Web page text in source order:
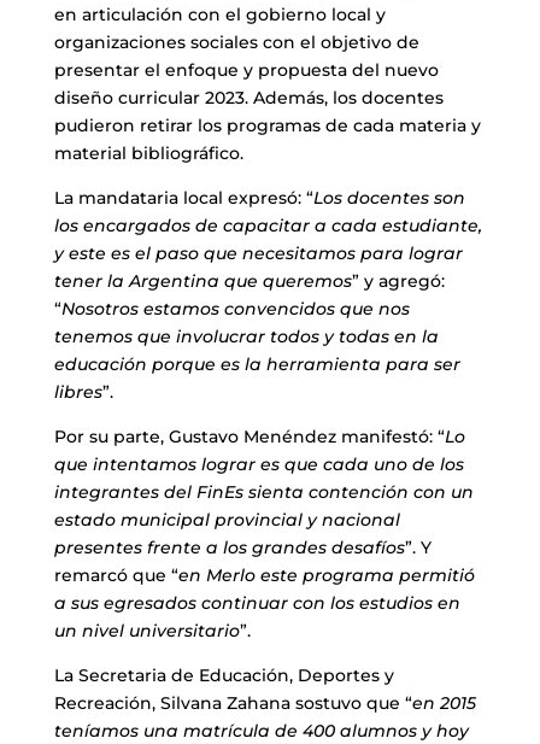
en articulación con el gobierno local y
organizaciones sociales con el objetivo de
presentar el enfoque y propuesta del nuevo
diseño curricular 2023. Además, los docentes
pudieron retirar los programas de cada materia y
material bibliográfico.
La mandataria local expresó: “Los docentes son
los encargados de capacitar a cada estudiante,
y este es el paso que necesitamos para lograr
tener la Argentina que queremos” y agregó:
“Nosotros estamos convencidos que nos
tenemos que involucrar todos y todas en la
educación porque es la herramienta para ser
libres”.
Por su parte, Gustavo Menéndez manifestó: “Lo
que intentamos lograr es que cada uno de los
integrantes del FinEs sienta contención con un
estado municipal provincial y nacional
presentes frente a los grandes desafíos”. Y
remarcó que “en Merlo este programa permitió
a sus egresados continuar con los estudios en
un nivel universitario”.
La Secretaria de Educación, Deportes y
Recreación, Silvana Zahana sostuvo que “en 2015
teníamos una matrícula de 400 alumnos y hoy